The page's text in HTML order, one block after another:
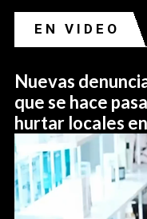
EN VIDEO
Nuevas
que se hace
hurtar locales